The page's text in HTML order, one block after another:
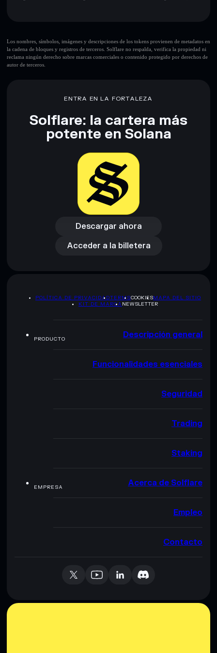
Descargo de responsabilidad: Esta información tiene
Los nombres, símbolos, imágenes y descripciones de los tokens provienen de metadatos en
la cadena de bloques y registros de terceros. Solflare no respalda, verifica la propiedad ni
reclama ningún derecho sobre marcas comerciales o contenido protegido por derechos de
autor de terceros.
ENTRA EN LA FORTALEZA
Solflare: la cartera más
potente en Solana
Descargar ahora
Descargar ahora
Acceder a la billetera
Acceder a la billetera
POLÍTICA DE PRIVACIDADTERMSCOOKIESMAPA DEL SITIO
KIT DE MARCA NEWSLETTER
PRODUCTO Descripción general
Funcionalidades esenciales
Seguridad
Trading
Staking
EMPRESA Acerca de Solflare
Empleo
Contacto